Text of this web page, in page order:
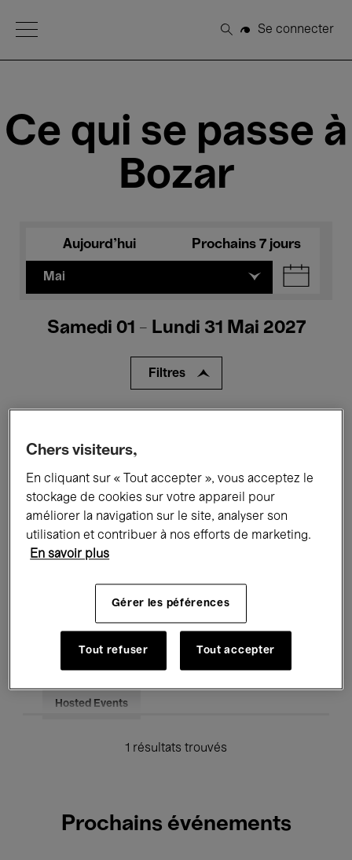
Open Menu
Rechercher
Se connecter
Ce qui se passe à
Bozar
Aujourd'hui Prochains 7 jours
Mai
Samedi 01 - Lundi 31 Mai 2027
Filtres
Rencontres & Débats Jazz
Musique classique Global Music
Pour tous Kids’ Palace
Enseignement Visites guidées
Hosted Events
1 résultats trouvés
Prochains événements
Chers visiteurs,
En cliquant sur « Tout accepter », vous acceptez le
stockage de cookies sur votre appareil pour
améliorer la navigation sur le site, analyser son
utilisation et contribuer à nos efforts de marketing.
En savoir plus
Gérer les péférences
Tout refuser Tout accepter